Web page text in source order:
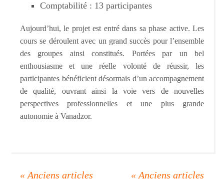
Comptabilité : 13 participantes
Aujourd’hui, le projet est entré dans sa phase active. Les
cours se déroulent avec un grand succès pour l’ensemble
des groupes ainsi constitués. Portées par un bel
enthousiasme et une réelle volonté de réussir, les
participantes bénéficient désormais d’un accompagnement
de qualité, ouvrant ainsi la voie vers de nouvelles
perspectives professionnelles et une plus grande
autonomie à Vanadzor.